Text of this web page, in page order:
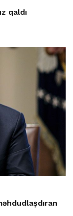
qaldı